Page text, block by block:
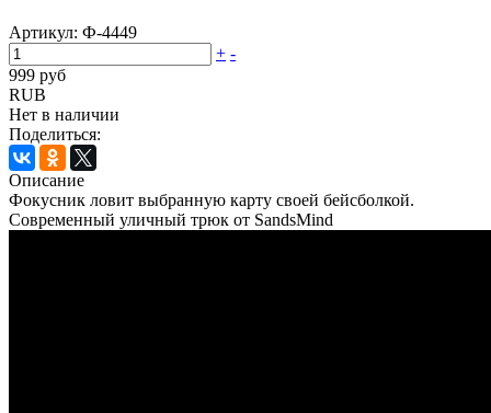
Артикул: Ф-4449
+ -
999 руб
RUB
Нет в наличии
Поделиться:
Описание
Фокусник ловит выбранную карту своей бейсболкой.
Современный уличный трюк от SandsMind